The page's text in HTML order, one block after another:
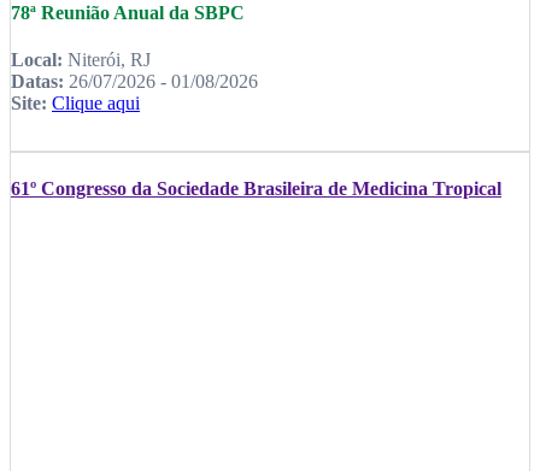
78ª Reunião Anual da SBPC
Local: Niterói, RJ
Datas: 26/07/2026 - 01/08/2026
Site: Clique aqui
61º Congresso da Sociedade Brasileira de Medicina Tropical